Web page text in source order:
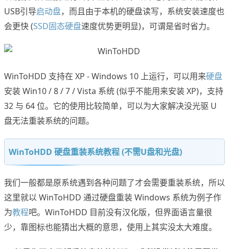
USB引导启动盘，而且由于本机的硬盘读写，系统安装速度也
会更快 (SSD固态硬盘速度优势更明显)，可谓是省时省力。
WinToHDD 支持在 XP - Windows 10 上运行，可以用来硬盘
安装 Win10 / 8 / 7 / Vista 系统 (似乎不能用来安装 XP)，支持
32 与 64 位。它的使用比较简单，可以为大家解决没光驱 U
盘无法重装系统的问题。
WinToHDD 硬盘重装系统教程 (不需U盘和光盘)
我们一般都是原系统遇到各种问题了才会需要重装系统，所以
这里就以 WinToHDD 通过硬盘重装 Windows 系统为例子作
为教程吧。WinToHDD 目前没有汉化版，但界面语言量很
少，靠图标也能猜出大概的意思，使用上其实没太大难度。